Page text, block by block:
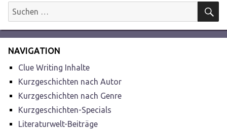
Suchen
nach:
NAVIGATION
Clue Writing Inhalte
Kurzgeschichten nach Autor
Kurzgeschichten nach Genre
Kurzgeschichten-Specials
Literaturwelt-Beiträge